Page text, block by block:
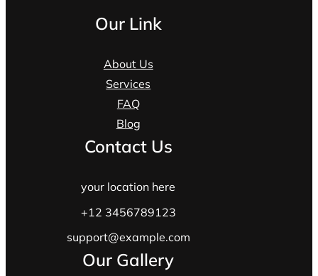
Our Link
About Us
Services
FAQ
Blog
Contact Us
your location here
+12 3456789123
support@example.com
Our Gallery